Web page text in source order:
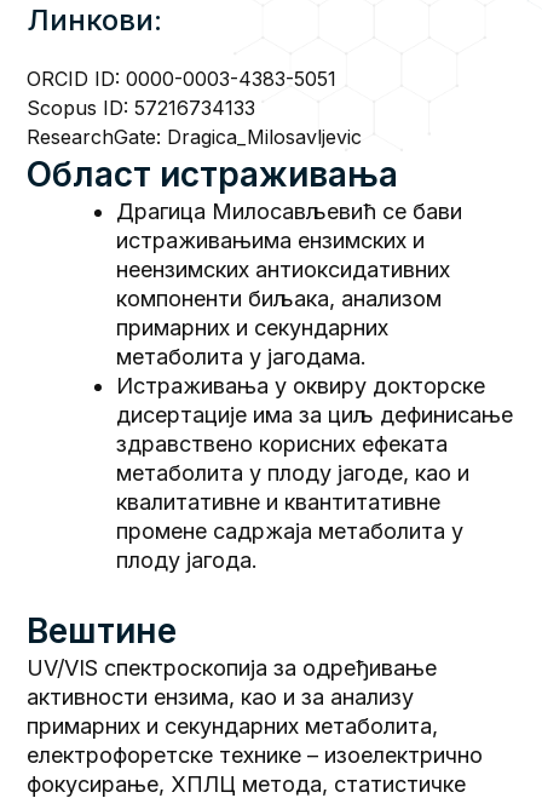
Линкови:
ORCID ID:0000-0003-4383-5051
Scopus ID:57216734133
ResearchGate: Dragica_Milosavljevic
Област истраживања
Драгица Милосављевић се бави
истраживањима ензимских и
неензимских антиоксидативних
компоненти биљака, анализом
примарних и секундарних
метаболита у јагодама.
Истраживања у оквиру докторске
дисертације има за циљ дефинисање
здравствено корисних ефеката
метаболита у плоду јагоде, као и
квалитативне и квантитативне
промене садржаја метаболита у
плоду јагода.
Вештине
UV/VIS спектроскопија за одређивање
активности ензима, као и за анализу
примарних и секундарних метаболита,
електрофоретске технике – изоелектрично
фокусирање, ХПЛЦ метода, статистичке